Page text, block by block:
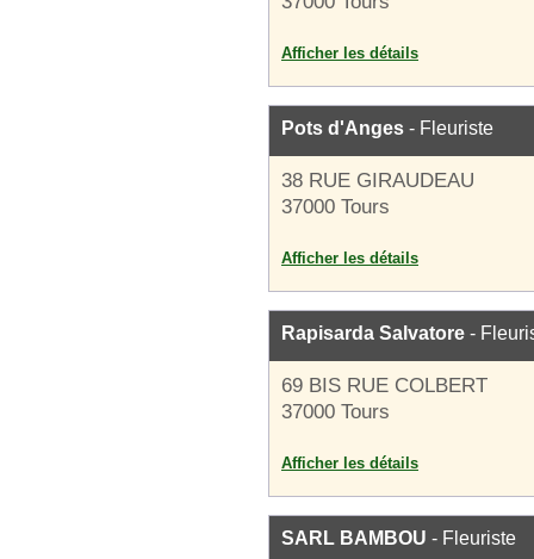
Afficher les détails
Pots d'Anges - Fleuriste
38 RUE GIRAUDEAU
37000 Tours
Afficher les détails
Rapisarda Salvatore -
69 BIS RUE COLBERT
37000 Tours
Afficher les détails
SARL BAMBOU - Fleuriste